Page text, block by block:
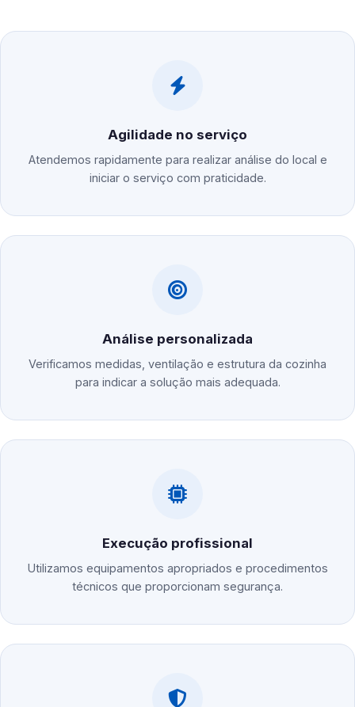
Agilidade no serviço
Atendemos rapidamente para realizar análise do local e
iniciar o serviço com praticidade.
Análise personalizada
Verificamos medidas, ventilação e estrutura da cozinha
para indicar a solução mais adequada.
Execução profissional
Utilizamos equipamentos apropriados e procedimentos
técnicos que proporcionam segurança.